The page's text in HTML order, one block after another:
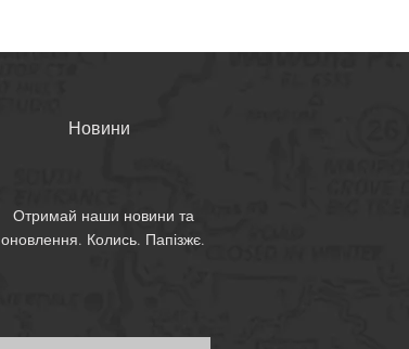
Новини
Отримай наши новини та
оновлення. Колись. Папізжє.